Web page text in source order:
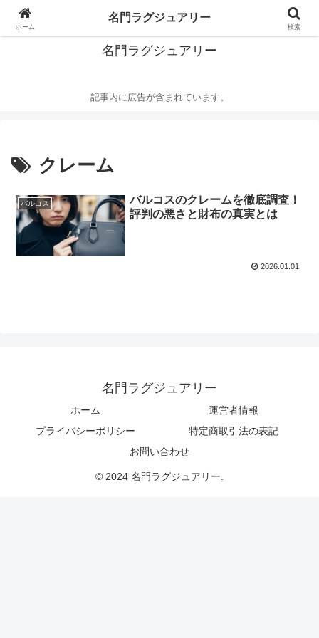
華麗なるハイブランドの世界
名門ラグジュアリー
記事内に広告が含まれています。
クレーム
バルコス
バルコスのクレームを徹底調査！
評判の悪さと財布の真実とは
2026.01.01
名門ラグジュアリー
ホーム
運営者情報
プライバシーポリシー
特定商取引法の表記
お問い合わせ
© 2024 名門ラグジュアリー.
ホーム
名門ラグジュアリー
検索